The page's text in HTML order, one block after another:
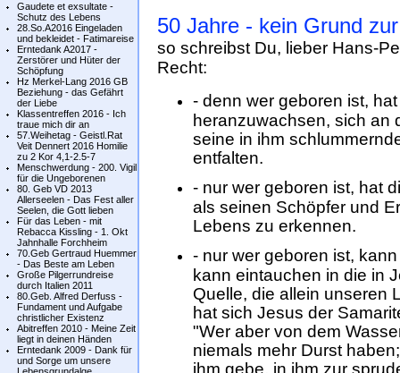
Gaudete et exsultate -
Schutz des Lebens
28.So.A2016 Eingeladen
und bekleidet - Fatimareise
Erntedank A2017 -
Zerstörer und Hüter der
Schöpfung
Hz Merkel-Lang 2016 GB
Beziehung - das Gefährt
der Liebe
Klassentreffen 2016 - Ich
traue mich dir an
57.Weihetag - Geistl.Rat
Veit Dennert 2016 Homilie
zu 2 Kor 4,1-2.5-7
Menschwerdung - 200. Vigil
für die Ungeborenen
80. Geb VD 2013
Allerseelen - Das Fest aller
Seelen, die Gott lieben
Für das Leben - mit
Rebacca Kissling - 1. Okt
Jahnhalle Forchheim
70.Geb Gertraud Huemmer
- Das Beste am Leben
Große Pilgerrundreise
durch Italien 2011
80.Geb. Alfred Derfuss -
Fundament und Aufgabe
christlicher Existenz
Abitreffen 2010 - Meine Zeit
liegt in deinen Händen
Erntedank 2009 - Dank für
und Sorge um unsere
50 Jahre - kein Grund
so schreibst Du, lieber Hans-
Recht:
- denn wer geboren ist,
heranzuwachsen, sich an
seine in ihm
entfalten.
- nur wer geboren ist, hat
als seinen Schöpfer und
Lebens zu erkennen.
- nur wer geboren ist,
kann eintauchen in die in
Quelle, die allein unseren
hat sich Jesus der
"Wer aber von dem
niemals mehr Durst
ihm gebe, in ihm zur